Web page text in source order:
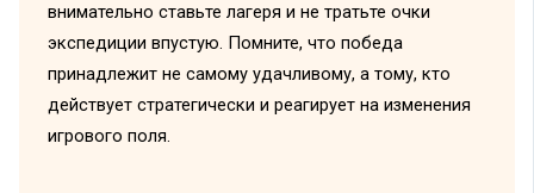
внимательно ставьте лагеря и не тратьте очки
экспедиции впустую. Помните, что победа
принадлежит не самому удачливому, а тому, кто
действует стратегически и реагирует на изменения
игрового поля.